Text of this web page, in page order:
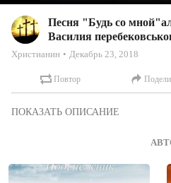
Песня "Будь со
Василия
Христианин Декабрь 23, 2018
Повтор
Альбом Василия Перебиковского 2016